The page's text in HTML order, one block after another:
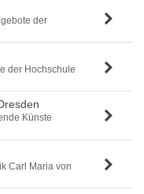
der
der Hochschule
Künste
Carl Maria von